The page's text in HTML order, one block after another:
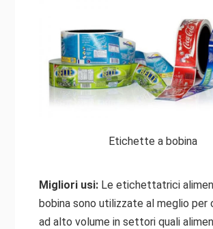
Etichette a bobina
Migliori usi:Le etichettatrici
bobina sono utilizzate al meglio per
ad alto volume in settori quali